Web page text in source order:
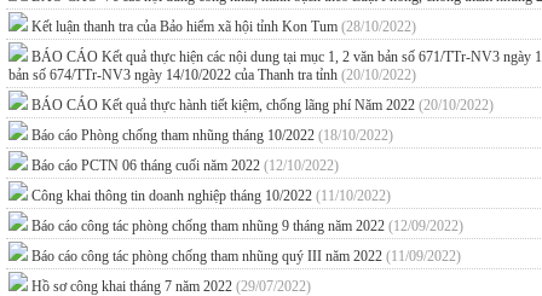
Kết luận thanh tra của Bảo hiểm xã hội tỉnh Kon Tum (28/10/2022)
BÁO CÁO Kết quả thực hiện các nội dung tại mục 1, 2 văn bản số 671/TTr-NV3 ngày
bản số 674/TTr-NV3 ngày 14/10/2022 của Thanh tra tỉnh (20/10/2022)
BÁO CÁO Kết quả thực hành tiết kiệm, chống lãng phí Năm 2022 (20/10/2022)
Báo cáo Phòng chống tham nhũng tháng 10/2022 (18/10/2022)
Báo cáo PCTN 06 tháng cuối năm 2022 (12/10/2022)
Công khai thông tin doanh nghiệp tháng 10/2022 (11/10/2022)
Báo cáo công tác phòng chống tham nhũng 9 tháng năm 2022 (12/09/2022)
Báo cáo công tác phòng chống tham nhũng quý III năm 2022 (11/09/2022)
Hồ sơ công khai tháng 7 năm 2022 (29/07/2022)